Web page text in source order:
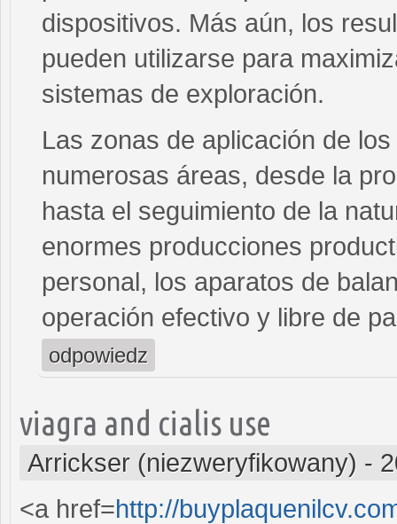
dispositivos. Más aún, los
pueden utilizarse para
sistemas de exploración.
Las zonas de aplicación de
numerosas áreas, desde la
hasta el seguimiento de la
enormes producciones
personal, los aparatos de
operación efectivo y libre de
odpowiedz
viagra and cialis use
Arrickser (niezweryfikowany) -
<a href=http://